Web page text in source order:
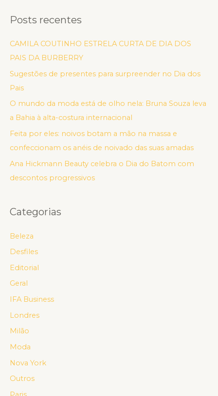
Posts recentes
CAMILA COUTINHO ESTRELA CURTA DE DIA DOS
PAIS DA BURBERRY
Sugestões de presentes para surpreender no Dia dos
Pais
O mundo da moda está de olho nela: Bruna Souza leva
a Bahia à alta-costura internacional
Feita por eles: noivos botam a mão na massa e
confeccionam os anéis de noivado das suas amadas
Ana Hickmann Beauty celebra o Dia do Batom com
descontos progressivos
Categorias
Beleza
Desfiles
Editorial
Geral
IFA Business
Londres
Milão
Moda
Nova York
Outros